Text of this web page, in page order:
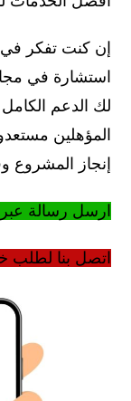
إن كنت تفكر في
استشارة في
لك الدعم الكامل
المؤهلين
إنجاز المشروع
ارسل رسالة
اتصل بنا لطلب